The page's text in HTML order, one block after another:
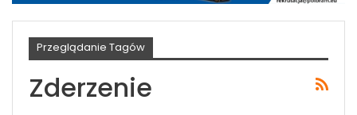
Przeglądanie Tagów
Zderzenie